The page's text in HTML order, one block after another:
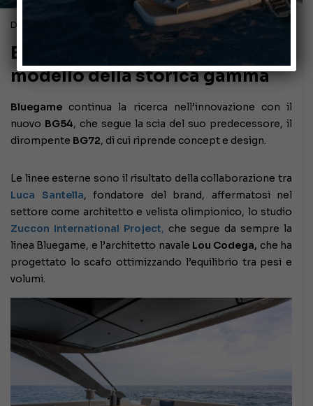
Dicembre 20, 2022
Bluegame BG54, svelato il terzo
modello della storica gamma
Bluegame continua la ricerca nell’innovazione con il
nuovo BG54, che segue la scia del suo predecessore, il
dirompente BG72, di cui riprende concept e design.
Le linee esterne sono il risultato della collaborazione tra
Luca Santella, fondatore del brand, affermatosi nel
settore come architetto e velista olimpionico, lo studio
Zuccon International Project, che segue da sempre la
linea Bluegame, e l’architetto navale Lou Codega, che ha
progettato lo scafo ottimizzando l’equilibrio tra pesi e
volumi.